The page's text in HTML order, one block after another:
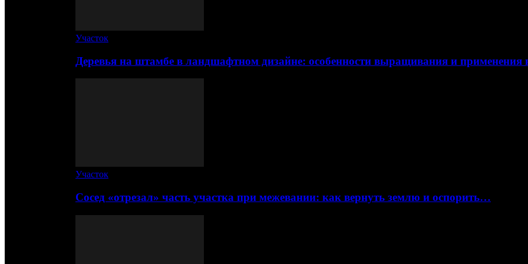
Участок
Деревья на штамбе в ландшафтном дизайне: особенности выращивания и
Участок
Сосед «отрезал» часть участка при межевании: как вернуть землю и оспорить…